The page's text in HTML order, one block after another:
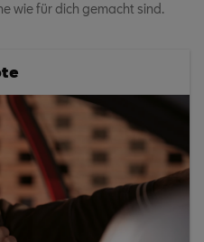
wie für dich gemacht sind.